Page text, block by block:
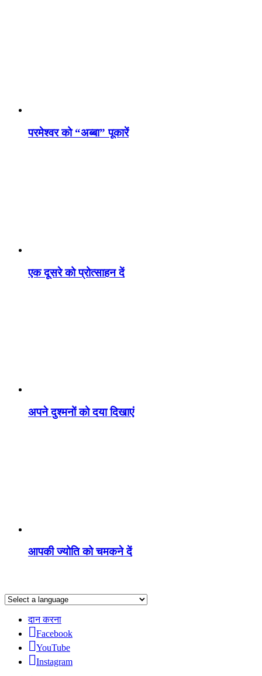
परमेश्वर को “अब्बा” पूकारें
एक दूसरे को प्रोत्साहन दें
अपने दुश्मनों को दया दिखाएं
आपकी ज्योति को चमकने दें
दान करना
Facebook
YouTube
Instagram